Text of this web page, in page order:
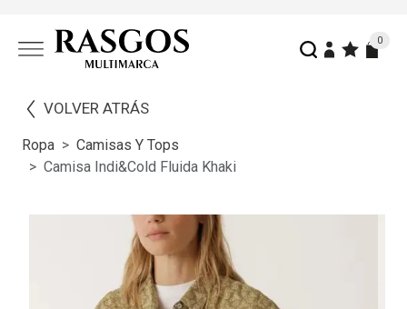
0
VOLVER ATRÁS
Ropa
Camisas Y Tops
Camisa Indi&cold Fluida Khaki